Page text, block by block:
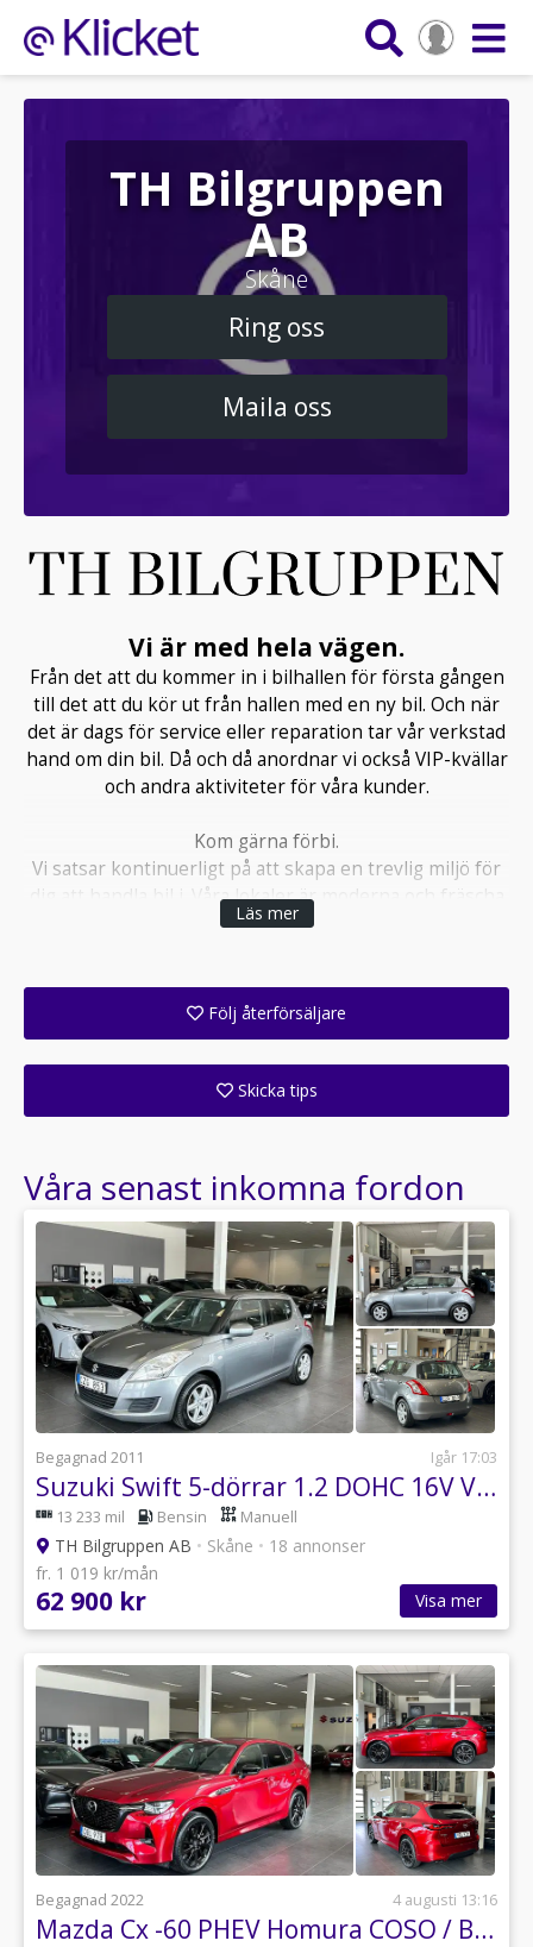
TH Bilgruppen
AB
Skåne
Ring oss
Maila oss
Vi är med hela vägen.
Från det att du kommer in i bilhallen för första gången
till det att du kör ut från hallen med en ny bil. Och när
det är dags för service eller reparation tar vår verkstad
hand om din bil. Då och då anordnar vi också VIP-kvällar
och andra aktiviteter för våra kunder.
Kom gärna förbi.
Vi satsar kontinuerligt på att skapa en trevlig miljö för
dig att handla bil i. Våra lokaler är moderna och fräscha
med gratis wifi och det finns alltid nybryggt kaffe. Kom
Läs mer
Följ återförsäljare
Skicka tips
Våra senast inkomna fordon
Begagnad 2011 Igår 17:03
Suzuki Swift 5-dörrar 1.2 DOHC 16V VVT - V-Hjul Ingår
13 233 mil Bensin Manuell
TH Bilgruppen AB • Skåne • 18 annonser
fr. 1 019 kr/mån
62 900 kr Visa mer
Begagnad 2022 4 augusti 13:16
Mazda Cx -60 PHEV Homura COSO / Bose / HuD / 360° / Läder / El-Stol